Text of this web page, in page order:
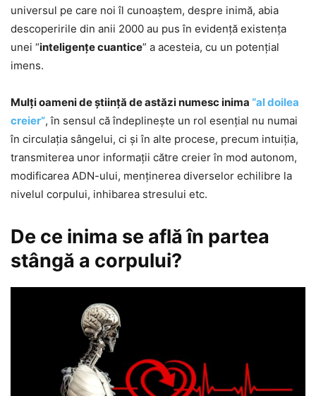
universul pe care noi îl cunoaştem, despre inimă, abia
descoperirile din anii 2000 au pus în evidenţă existenţa
unei “inteligenţe cuantice” a acesteia, cu un potenţial
imens.
Mulţi oameni de ştiinţă de astăzi numesc inima “al doilea
creier”, în sensul că îndeplineşte un rol esenţial nu numai
în circulaţia sângelui, ci şi în alte procese, precum intuiţia,
transmiterea unor informaţii către creier în mod autonom,
modificarea ADN-ului, menţinerea diverselor echilibre la
nivelul corpului, inhibarea stresului etc.
De ce inima se află în partea
stângă a corpului?